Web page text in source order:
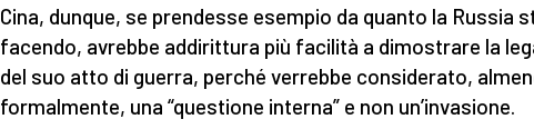
Cina, dunque, se prendesse esempio da quanto la Russia
facendo, avrebbe addirittura più facilità a dimostrare la
del suo atto di guerra, perché verrebbe considerato,
formalmente, una “questione interna” e non un’invasione.